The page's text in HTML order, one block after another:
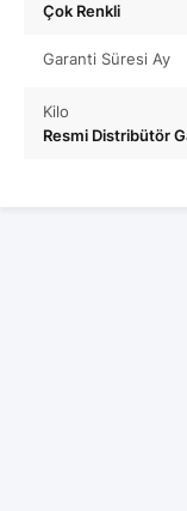
Çok Renkli
Garanti Süresi Ay
Kilo
Resmi Distribütör